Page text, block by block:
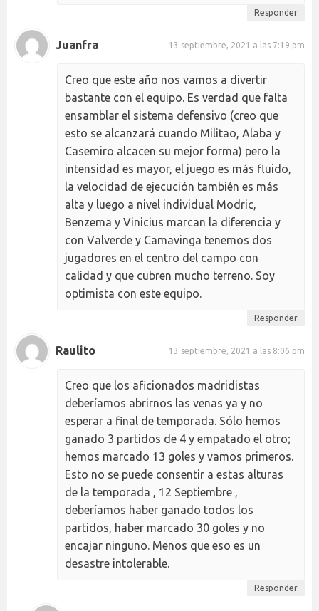
Responder
Juanfra 13 septiembre, 2021 a las 7:19 pm
Creo que este año nos vamos a divertir
bastante con el equipo. Es verdad que falta
ensamblar el sistema defensivo (creo que
esto se alcanzará cuando Militao, Alaba y
Casemiro alcacen su mejor forma) pero la
intensidad es mayor, el juego es más fluido,
la velocidad de ejecución también es más
alta y luego a nivel individual Modric,
Benzema y Vinicius marcan la diferencia y
con Valverde y Camavinga tenemos dos
jugadores en el centro del campo con
calidad y que cubren mucho terreno. Soy
optimista con este equipo.
Responder
Raulito 13 septiembre, 2021 a las 8:06 pm
Creo que los aficionados madridistas
deberíamos abrirnos las venas ya y no
esperar a final de temporada. Sólo hemos
ganado 3 partidos de 4 y empatado el otro;
hemos marcado 13 goles y vamos primeros.
Esto no se puede consentir a estas alturas
de la temporada , 12 Septiembre ,
deberíamos haber ganado todos los
partidos, haber marcado 30 goles y no
encajar ninguno. Menos que eso es un
desastre intolerable.
Responder